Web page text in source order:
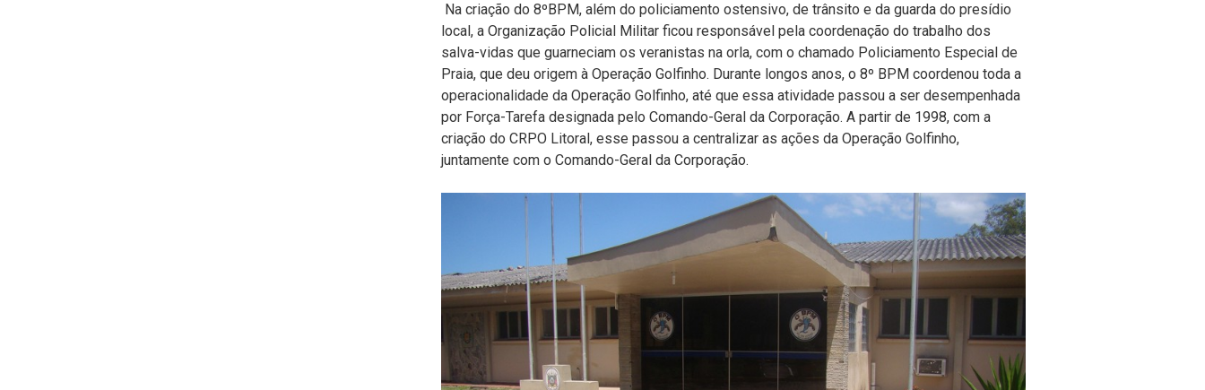
Na criação do 8ºBPM, além do policiamento ostensivo, de trânsito e da guarda do presídio
local, a Organização Policial Militar ficou responsável pela coordenação do trabalho dos
salva-vidas que guarneciam os veranistas na orla, com o chamado Policiamento Especial de
Praia, que deu origem à Operação Golfinho. Durante longos anos, o 8º BPM coordenou toda a
operacionalidade da Operação Golfinho, até que essa atividade passou a ser desempenhada
por Força-Tarefa designada pelo Comando-Geral da Corporação. A partir de 1998, com a
criação do CRPO Litoral, esse passou a centralizar as ações da Operação Golfinho,
juntamente com o Comando-Geral da Corporação.